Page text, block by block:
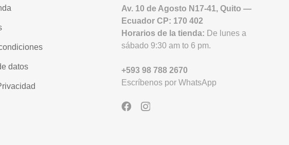
datos
Av. 10 de Agosto N17-41, Quito —
Ecuador CP: 170 402
Horarios de la tienda: De lunes a
sábado 9:30 am to 6 pm.
+593 98 788 2670
Escríbenos por WhatsApp